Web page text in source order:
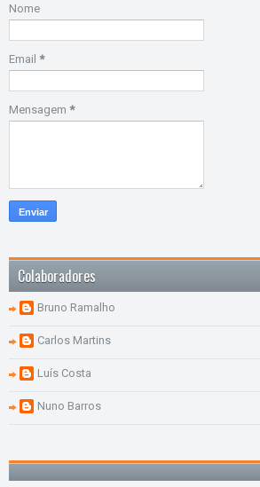
Nome
Email *
Mensagem *
Colaboradores
Bruno Ramalho
Carlos Martins
Luís Costa
Nuno Barros